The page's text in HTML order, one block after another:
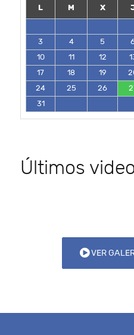
L M X
3
4 5
10
11 12
17
18 19
24
25 26
31
Últimos
VER